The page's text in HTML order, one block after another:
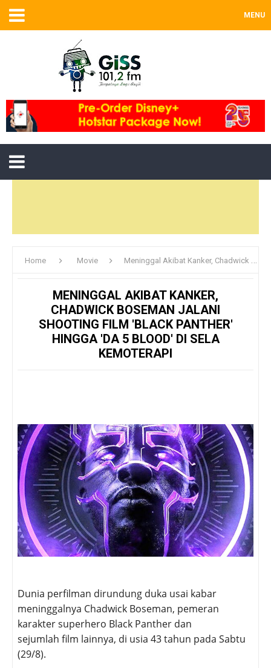
MENU
Home Movie Meninggal Akibat Kanker, Chadwick Boseman Jalani Shooting Film 'Black Panther' Hingga 'Da 5 Blood' di Sela Kemoterapi
MENINGGAL AKIBAT KANKER,
CHADWICK BOSEMAN JALANI
SHOOTING FILM 'BLACK PANTHER'
HINGGA 'DA 5 BLOOD' DI SELA
KEMOTERAPI
Dunia perfilman dirundung duka usai kabar
meninggalnya Chadwick Boseman, pemeran
karakter superhero Black Panther dan
sejumlah film lainnya, di usia 43 tahun pada Sabtu
(29/8).